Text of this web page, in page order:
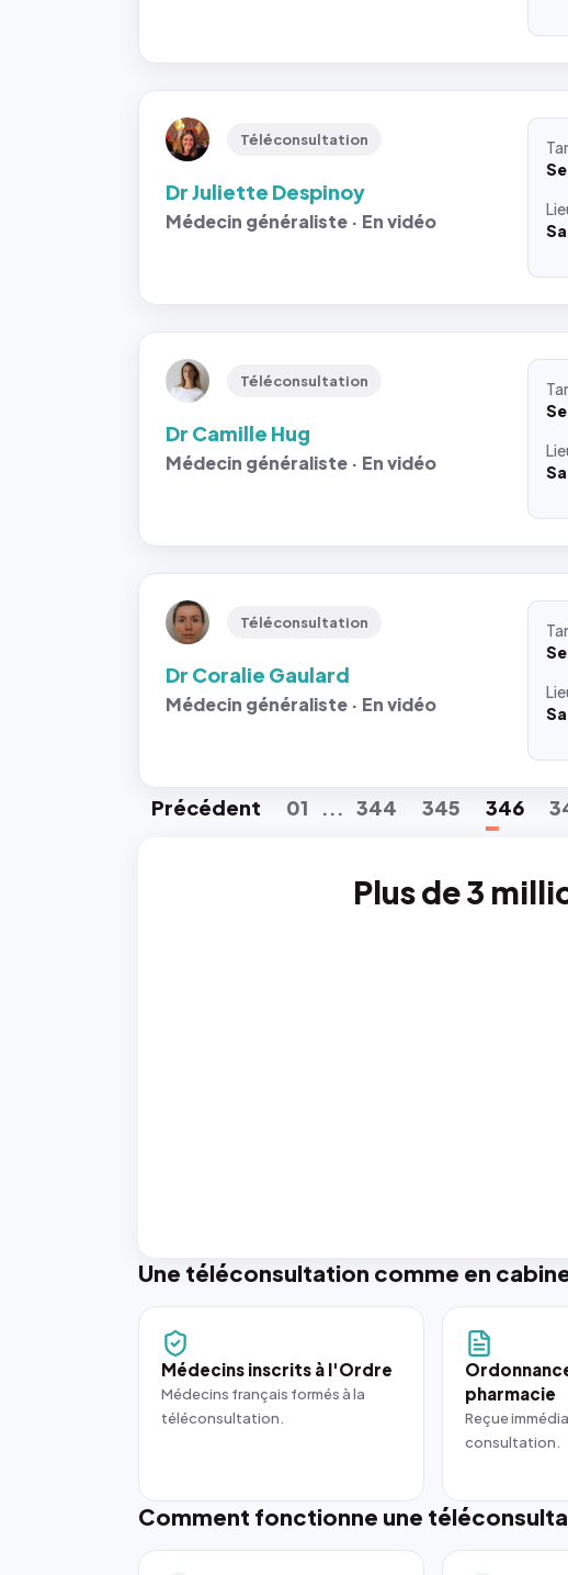
Téléconsultation
Dr Juliette Despinoy
Médecin généraliste · En vidéo
Téléconsultation
Dr Camille Hug
Médecin généraliste · En vidéo
Téléconsultation
Dr Coralie Gaulard
Médecin généraliste · En vidéo
Précédent 01 ... 344 345 346
Plus de 3
Une téléconsultation comme en
Médecins inscrits à l'Ordre
Médecins français formés à la
téléconsultation.
pharmacie
Reçue
consultation.
Comment fonctionne une